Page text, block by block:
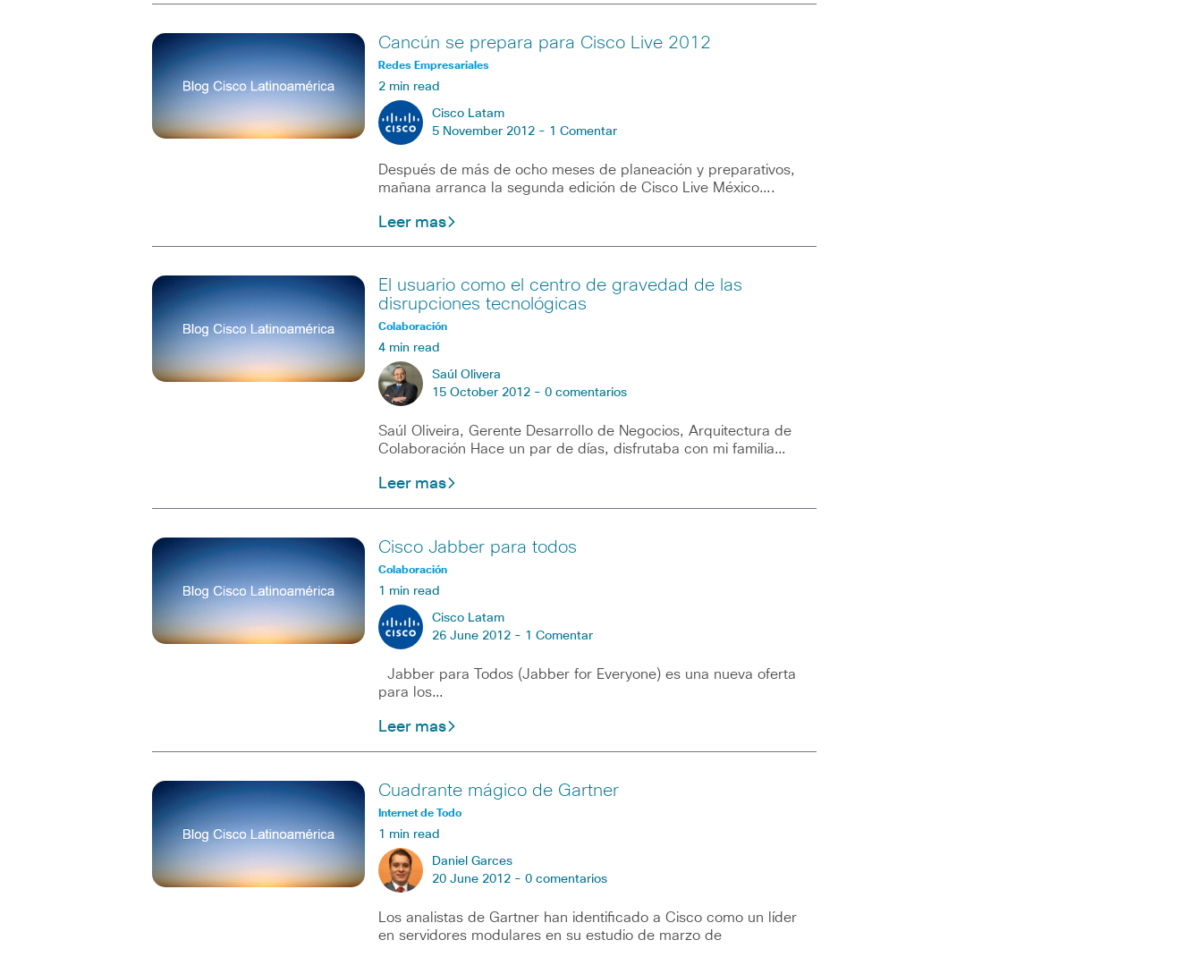
Cancún se prepara para Cisco Live 2012
Redes Empresariales
2 min read
Cisco Latam
5 November 2012 - 1 Comentar
Después de más de ocho meses de planeación y preparativos,
mañana arranca la segunda edición de Cisco Live México….
Leer mas
El usuario como el centro de gravedad de las
disrupciones tecnológicas
Colaboración
4 min read
Saúl Olivera
15 October 2012 - 0 comentarios
Saúl Oliveira, Gerente Desarrollo de Negocios, Arquitectura de
Colaboración Hace un par de días, disfrutaba con mi familia…
Leer mas
Cisco Jabber para todos
Colaboración
1 min read
Cisco Latam
26 June 2012 - 1 Comentar
Jabber para Todos (Jabber for Everyone) es una nueva oferta
para los…
Leer mas
Cuadrante mágico de Gartner
Internet de Todo
1 min read
Daniel Garces
20 June 2012 - 0 comentarios
Los analistas de Gartner han identificado a Cisco como un líder
en servidores modulares en su estudio de marzo de